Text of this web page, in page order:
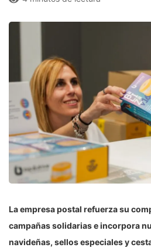
La empresa postal refuerza su
campañas solidarias e incorpora
navideñas, sellos especiales y